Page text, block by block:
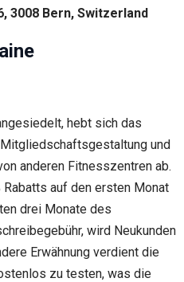
3008 Bern, Switzerland
hebt sich das
und
anderen Fitnesszentren ab.
auf den ersten Monat
drei Monate des
wird Neukunden
Erwähnung verdient die
zu testen, was die